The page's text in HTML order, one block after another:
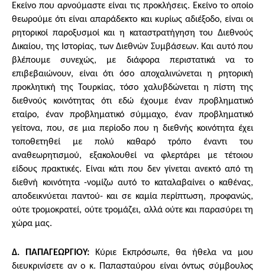
Εκείνο που αρνούμαστε είναι τις προκλήσεις. Εκείνο το οποίο
θεωρούμε ότι είναι απαράδεκτο και κυρίως αδιέξοδο, είναι οι
ρητορικοί παροξυσμοί και η καταστρατήγηση του Διεθνούς
Δικαίου, της Ιστορίας, των Διεθνών Συμβάσεων. Και αυτό που
βλέπουμε συνεχώς, με διάφορα περιστατικά να το
επιβεβαιώνουν, είναι ότι όσο αποχαλινώνεται η ρητορική
προκλητική της Τουρκίας, τόσο χαλυβδώνεται η πίστη της
διεθνούς κοινότητας ότι εδώ έχουμε έναν προβληματικό
εταίρο, έναν προβληματικό σύμμαχο, έναν προβληματικό
γείτονα, που, σε μια περίοδο που η διεθνής κοινότητα έχει
τοποθετηθεί με πολύ καθαρό τρόπο έναντι του
αναθεωρητισμού, εξακολουθεί να φλερτάρει με τέτοιου
είδους πρακτικές. Είναι κάτι που δεν γίνεται ανεκτό από τη
διεθνή κοινότητα -νομίζω αυτό το καταλαβαίνει ο καθένας,
αποδεικνύεται παντού- και σε καμία περίπτωση, προφανώς,
ούτε τρομοκρατεί, ούτε τρομάζει, αλλά ούτε και παρασύρει τη
χώρα μας.
Δ. ΠΑΠΑΓΕΩΡΓΙΟΥ:
Κύριε Εκπρόσωπε, θα ήθελα να μου
διευκρινίσετε αν ο κ. Παπασταύρου είναι όντως σύμβουλος